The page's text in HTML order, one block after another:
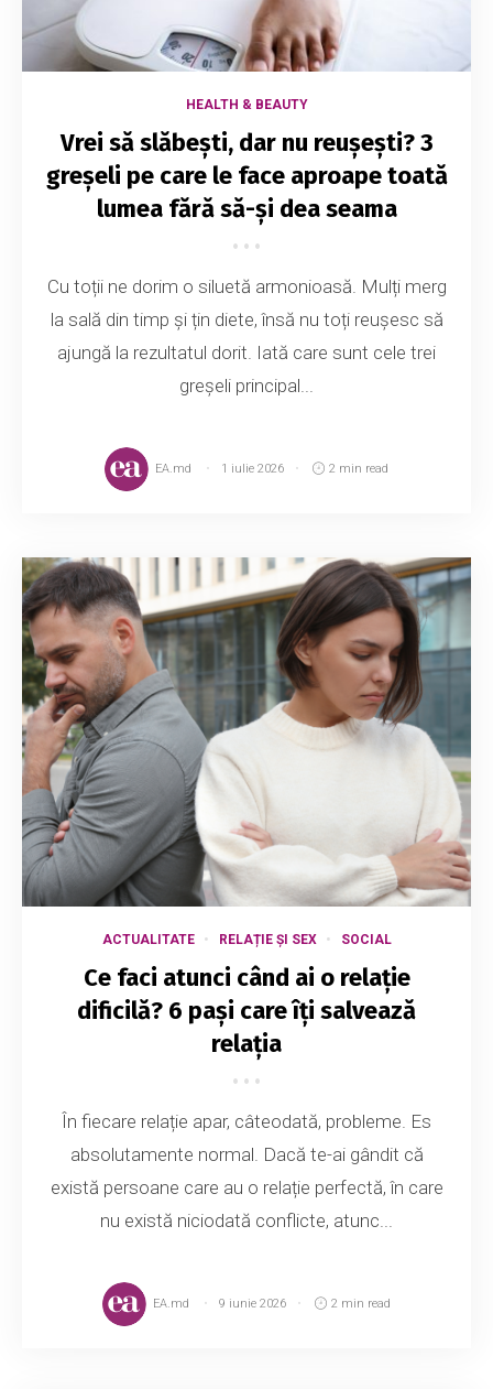
HEALTH & BEAUTY
Vrei să slăbești, dar nu reușești? 3
greșeli pe care le face aproape toată
lumea fără să-și dea seama
Cu toții ne dorim o siluetă armonioasă. Mulți merg
la sală din timp și țin diete, însă nu toți reușesc să
ajungă la rezultatul dorit. Iată care sunt cele trei
greșeli principal...
EA.md 1 iulie 2026 2 min read
ACTUALITATE RELAȚIE ȘI SEX SOCIAL
Ce faci atunci când ai o relație
dificilă? 6 pași care îți salvează
relația
În fiecare relație apar, câteodată, probleme. Es
absolutamente normal. Dacă te-ai gândit că
există persoane care au o relație perfectă, în care
nu există niciodată conflicte, atunc...
EA.md 9 iunie 2026 2 min read